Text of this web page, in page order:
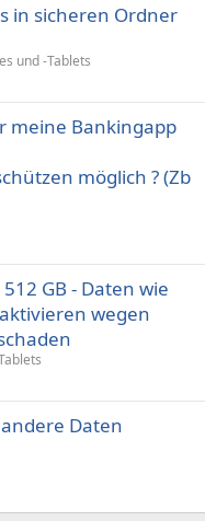
in sicheren Ordner
und -Tablets
meine Bankingapp
möglich ? (Zb
GB - Daten wie
wegen
Daten